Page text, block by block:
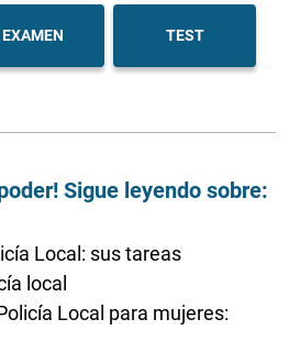
EXAMEN TEST
Sigue leyendo sobre:
Local: sus tareas
local
Local para mujeres: